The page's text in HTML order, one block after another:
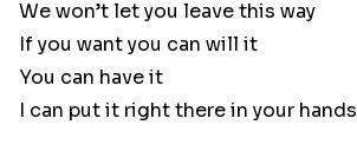
We won’t let you leave this way
If you want you can will it
You can have it
I can put it right there in your hands